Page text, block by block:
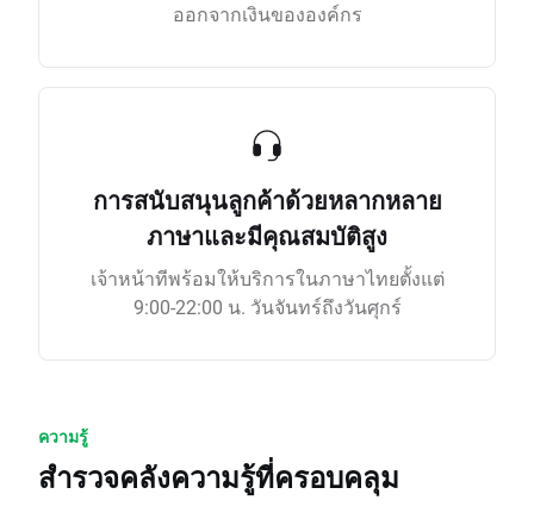
ออกจากเงินขององค์กร
การสนับสนุนลูกค้าด้วยหลากหลาย
ภาษาและมีคุณสมบัติสูง
เจ้าหน้าทีพร้อมให้บริการในภาษาไทยตั้งแต่
9:00-22:00 น. วันจันทร์ถึงวันศุกร์
ความรู้
สำรวจคลังความรู้ที่ครอบคลุม